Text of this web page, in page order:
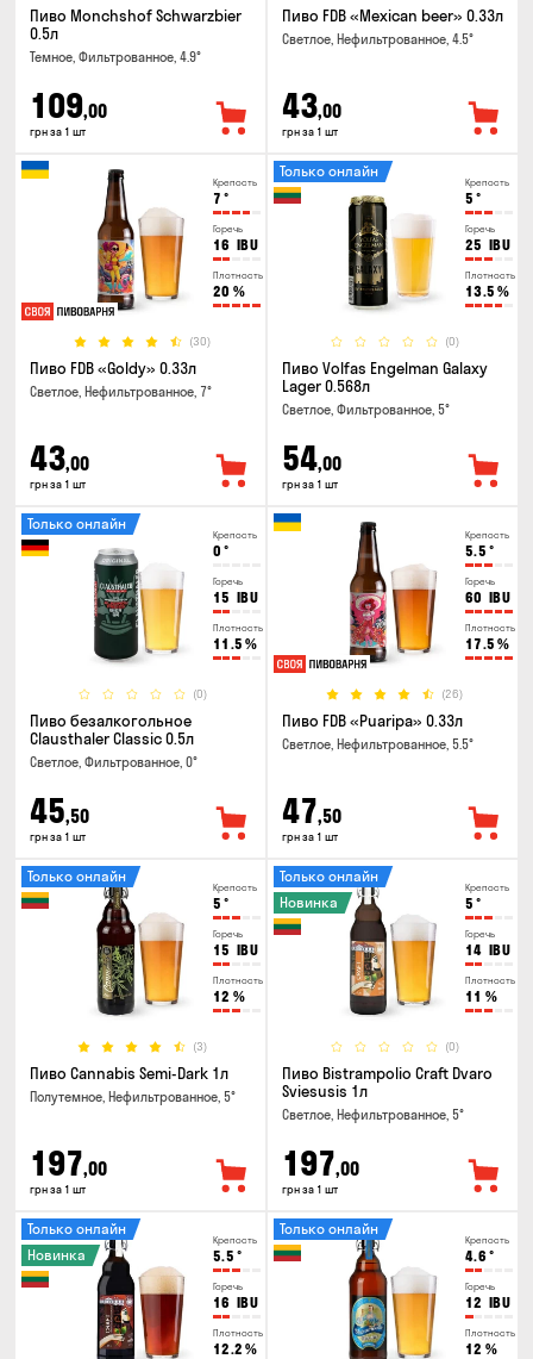
Пиво Monchshof Schwarzbier
0.5л
Темное, Фильтрованное, 4.9°
109,00
грн за 1 шт
Пиво FDB «Mexican beer» 0.33л
Светлое, Нефильтрованное, 4.5°
43,00
грн за 1 шт
Крепость
7 °
Горечь
16 IBU
Плотность
20 %
(30)
Пиво FDB «Goldy» 0.33л
Светлое, Нефильтрованное, 7°
43,00
грн за 1 шт
Крепость
5 °
Горечь
25 IBU
Плотность
13.5 %
(0)
Только онлайн
Пиво Volfas Engelman Galaxy
Lager 0.568л
Светлое, Фильтрованное, 5°
54,00
грн за 1 шт
Крепость
0 °
Горечь
15 IBU
Плотность
11.5 %
(0)
Только онлайн
Пиво безалкогольное
Clausthaler Classic 0.5л
Светлое, Фильтрованное, 0°
45,50
грн за 1 шт
Крепость
5.5 °
Горечь
60 IBU
Плотность
17.5 %
(26)
Пиво FDB «Puaripa» 0.33л
Светлое, Нефильтрованное, 5.5°
47,50
грн за 1 шт
Крепость
5 °
Горечь
15 IBU
Плотность
12 %
(3)
Только онлайн
Пиво Cannabis Semi-Dark 1л
Полутемное, Нефильтрованное, 5°
197,00
грн за 1 шт
Крепость
5 °
Горечь
14 IBU
Плотность
11 %
(0)
Только онлайн
Новинка
Пиво Bistrampolio Craft Dvaro
Sviesusis 1л
Светлое, Нефильтрованное, 5°
197,00
грн за 1 шт
Крепость
5.5 °
Горечь
16 IBU
Плотность
12.2 %
Только онлайн
Новинка
Крепость
4.6 °
Горечь
12 IBU
Плотность
12 %
Только онлайн